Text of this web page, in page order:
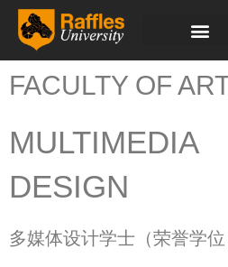
FACULTY OF
MULTIMEDIA
DESIGN
多媒体设计学士（荣誉学位